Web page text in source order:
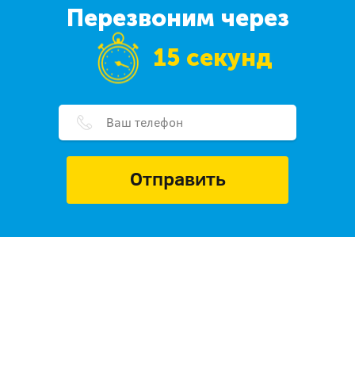
Перезвоним через
15 секунд
Отправить